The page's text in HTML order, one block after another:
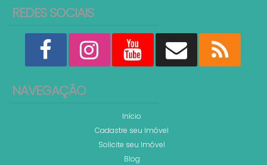
R$14.995.000
Valor de Venda
Casa Frente Mar à venda Porto Belo SC
3
REDES SOCIAIS
NAVEGAÇÃO
Início
Cadastre seu Imóvel
Solicite seu Imóvel
Blog